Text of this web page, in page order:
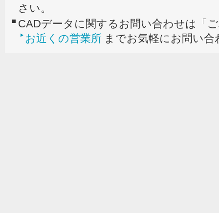
さい。
CADデータに関するお問い合わせは「
お近くの営業所 までお気軽にお問い